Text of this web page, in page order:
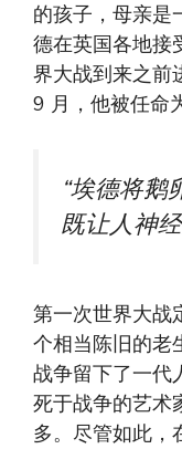
的孩子，母亲是
德在英国各地接
界大战到来之前
9 月，他被任命
“埃德将鹅
既让人神
第一次世界大战
个相当陈旧的老
战争留下了一
死于战争的艺术
多。尽管如此，